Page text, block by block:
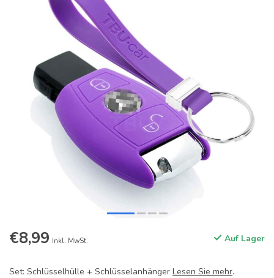
€8,99 Inkl. MwSt. Auf Lager
Set: Schlüsselhülle + Schlüsselanhänger Lesen Sie mehr.